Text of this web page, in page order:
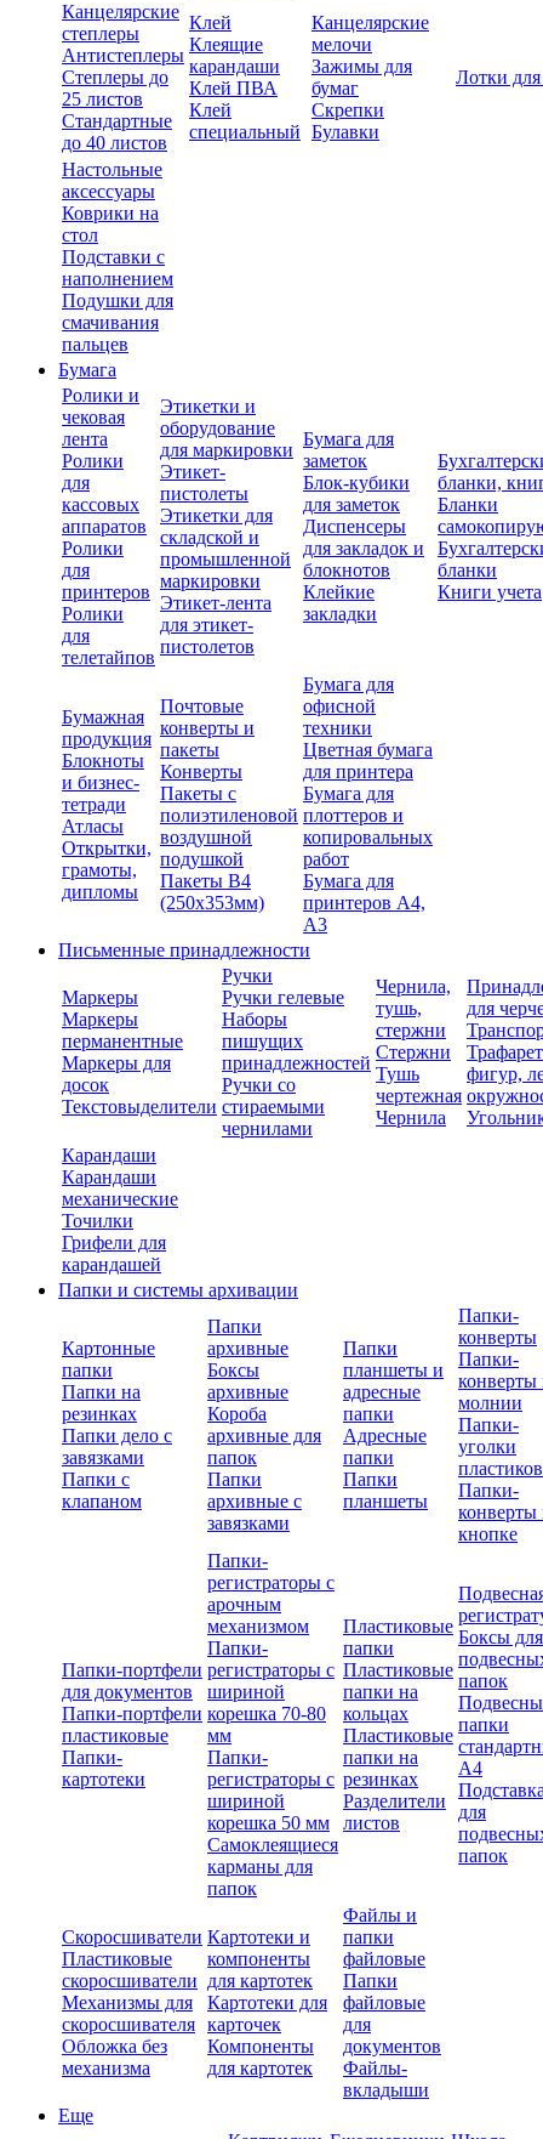
Канцелярские
степлеры
Антистеплеры
Степлеры до
25 листов
Стандартные
до 40 листов
Клей
Клеящие
карандаши
Клей ПВА
Клей
специальный
Канцелярские
мелочи
Зажимы для
бумаг
Скрепки
Булавки
Лотки
Настольные
аксессуары
Коврики на
стол
Подставки с
наполнением
Подушки для
смачивания
пальцев
Бумага
Ролики и
чековая
лента
Ролики
для
кассовых
аппаратов
Ролики
для
принтеров
Ролики
для
телетайпов
Этикетки и
оборудование
для маркировки
Этикет-
пистолеты
Этикетки для
складской и
промышленной
маркировки
Этикет-лента
для этикет-
пистолетов
Бумага для
заметок
Блок-кубики
для заметок
Диспенсеры
для закладок и
блокнотов
Клейкие
закладки
бланки,
Бланки
бланки
Книги учета
Бумажная
продукция
Блокноты
и бизнес-
тетради
Атласы
Открытки,
грамоты,
дипломы
Почтовые
конверты и
пакеты
Конверты
Пакеты с
полиэтиленовой
воздушной
подушкой
Пакеты В4
(250х353мм)
Бумага для
офисной
техники
Цветная бумага
для принтера
Бумага для
плоттеров и
копировальных
работ
Бумага для
принтеров А4,
А3
Письменные принадлежности
Маркеры
Маркеры
перманентные
Маркеры для
досок
Текстовыделители
Ручки
Ручки гелевые
Наборы
пишущих
принадлежностей
Ручки со
стираемыми
чернилами
Чернила,
тушь,
стержни
Стержни
Тушь
чертежная
Чернила
для
фигур,
Карандаши
Карандаши
механические
Точилки
Грифели для
карандашей
Папки и системы архивации
Картонные
папки
Папки на
резинках
Папки дело с
завязками
Папки с
клапаном
Папки
архивные
Боксы
архивные
Короба
архивные для
папок
Папки
архивные с
завязками
Папки
планшеты и
адресные
папки
Адресные
папки
Папки
планшеты
Папки-
конверты
Папки-
конверты
молнии
Папки-
уголки
Папки-
конверты
кнопке
Папки-портфели
для документов
Папки-портфели
пластиковые
Папки-
картотеки
Папки-
регистраторы с
арочным
механизмом
Папки-
регистраторы с
шириной
корешка 70-80
мм
Папки-
регистраторы с
шириной
корешка 50 мм
Самоклеящиеся
карманы для
папок
Пластиковые
папки
Пластиковые
папки на
кольцах
Пластиковые
папки на
резинках
Разделители
листов
Боксы для
папок
папки
А4
для
папок
Скоросшиватели
Пластиковые
скоросшиватели
Механизмы для
скоросшивателя
Обложка без
механизма
Картотеки и
компоненты
для картотек
Картотеки для
карточек
Компоненты
для картотек
Файлы и
папки
файловые
Папки
файловые
для
документов
Файлы-
вкладыши
Еще